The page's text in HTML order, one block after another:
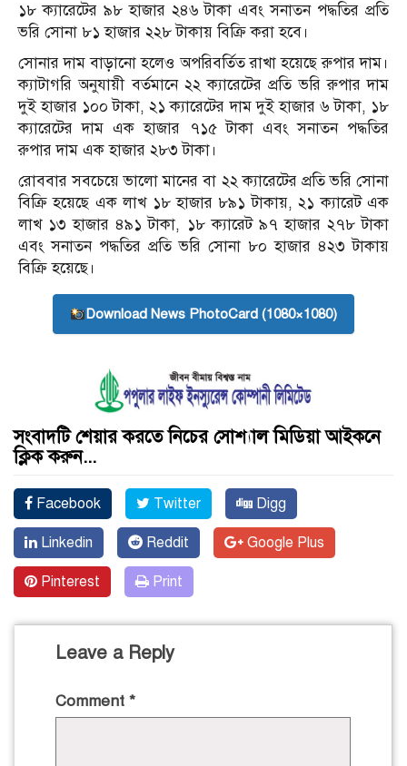
১৮ ক্যারেটের ৯৮ হাজার ২৪৬ টাকা এবং সনাতন পদ্ধতির প্রতি
ভরি সোনা ৮১ হাজার ২২৮ টাকায় বিক্রি করা হবে।
সোনার দাম বাড়ানো হ‌লেও অপরিবর্তিত রাখা হয়েছে রুপার দাম।
ক্যাটাগরি অনুযায়ী বর্তমানে ২২ ক্যারেটের প্রতি ভরি রুপার দাম
দুই হাজার ১০০ টাকা, ২১ ক্যারেটের দাম দুই হাজার ৬ টাকা, ১৮
ক্যারেটের দাম এক হাজার ৭১৫ টাকা এবং সনাতন পদ্ধতির
রুপার দাম এক হাজার ২৮৩ টাকা।
রোববার সবচেয়ে ভালো মানের বা ২২ ক্যারেটের প্রতি ভরি সোনা
বিক্রি হয়েছে এক লাখ ১৮ হাজার ৮৯১ টাকায়, ২১ ক্যারেট এক
লাখ ১৩ হাজার ৪৯১ টাকা, ১৮ ক্যারেট ৯৭ হাজার ২৭৮ টাকা
এবং সনাতন পদ্ধতির প্রতি ভরি সোনা ৮০ হাজার ৪২৩ টাকায়
বিক্রি হয়েছে।
Download News PhotoCard (1080×1080)
সংবাদটি শেয়ার করতে নিচের সোশ্যাল মিডিয়া আইকনে
ক্লিক করুন...
Facebook Twitter Digg
Linkedin Reddit Google Plus
Pinterest Print
Leave a Reply
Comment *